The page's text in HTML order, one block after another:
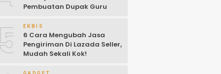
Pembuatan Dupak Guru
EKBIS
6 Cara Mengubah Jasa
Pengiriman Di Lazada Seller,
Mudah Sekali Kok!